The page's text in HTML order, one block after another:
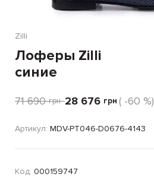
Zilli
Лоферы Zilli
синие
71 690 грн 28 676 грн ( -60 %)
Артикул: MDV-PT046-D0676-4143
Код: 000159747